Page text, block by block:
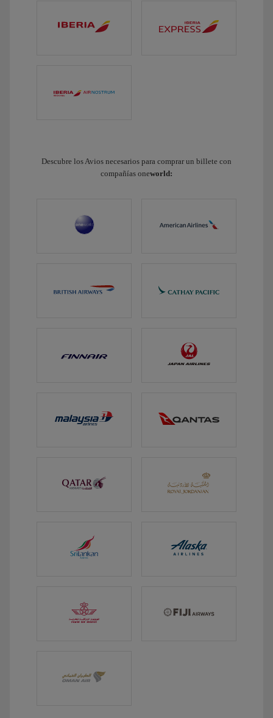
Descubre los Avios necesarios para comprar un billete con
compañías oneworld: